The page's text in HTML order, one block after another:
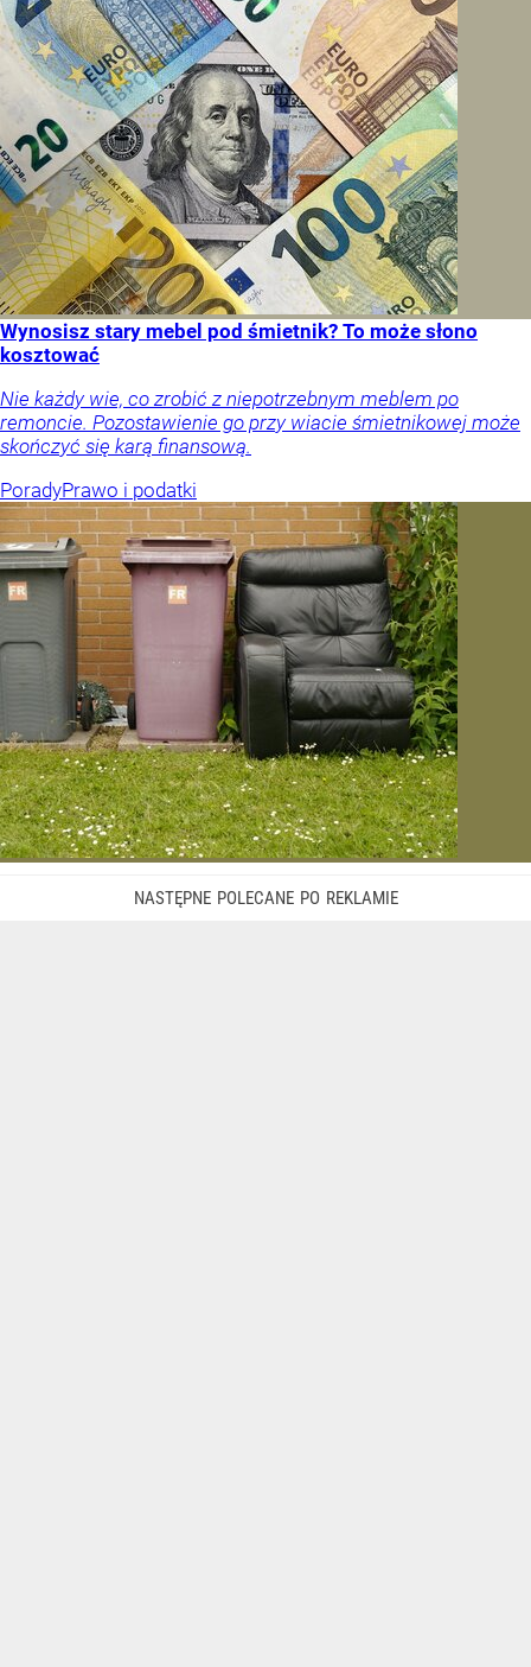
Wynosisz stary mebel pod śmietnik? To może słono
kosztować
Nie każdy wie, co zrobić z niepotrzebnym meblem po
remoncie. Pozostawienie go przy wiacie śmietnikowej może
skończyć się karą finansową.
PoradyPrawo i podatki